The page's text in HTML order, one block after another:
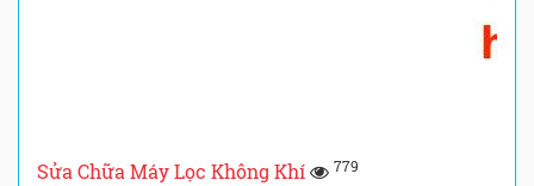
Sửa Chữa Máy Lọc Không Khí 779